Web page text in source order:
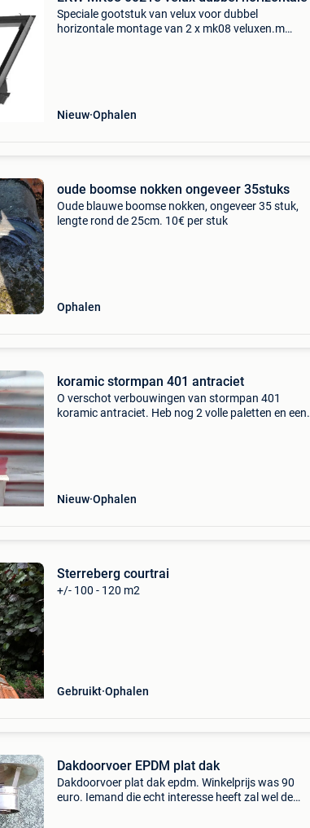
Speciale gootstuk van velux voor dubbel
horizontale montage van 2 x mk08 veluxen.m
Nieuw Ophalen
oude boomse nokken ongeveer 35stuks
Oude blauwe boomse nokken, ongeveer 35 stuk,
lengte rond de 25cm. 10€ per stuk
Ophalen
koramic stormpan 401 antraciet
O verschot verbouwingen van stormpan 401
koramic antraciet. Heb nog 2 volle paletten en een
Nieuw Ophalen
Sterreberg courtrai
+/- 100 - 120 m2
Gebruikt Ophalen
Dakdoorvoer EPDM plat dak
Dakdoorvoer plat dak epdm. Winkelprijs was 90
euro. Iemand die echt interesse heeft zal wel de